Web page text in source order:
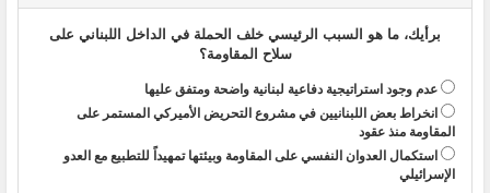
برأيك، ما هو السبب الرئيسي خلف الحملة في الداخل اللبناني على
سلاح المقاومة؟
عدم وجود استراتيجية دفاعية لبنانية واضحة ومتفق عليها
انخراط بعض اللبنانيين في مشروع التحريض الأميركي المستمر على
المقاومة منذ عقود
استكمال العدوان النفسي على المقاومة وبيئتها تمهيداً للتطبيع مع العدو
الإسرائيلي